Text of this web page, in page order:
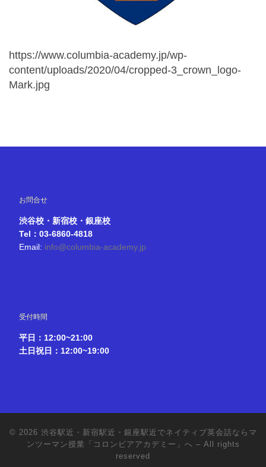
https://www.columbia-academy.jp/wp-
content/uploads/2020/04/cropped-3_crown_logo-
Mark.jpg
お問合せ
渋谷校・新宿校・銀座校
Tel：03-6860-4818
Email: info@columbia-academy.jp
受付時間
平日：12:00~21:00
土日祝日：12:00~19:00
© 2026 渋谷駅近・新宿駅近・銀座駅近でネイティブ英会話ならマ
ンツーマン授業「コロンビアアカデミー」へ – All rights
reserved